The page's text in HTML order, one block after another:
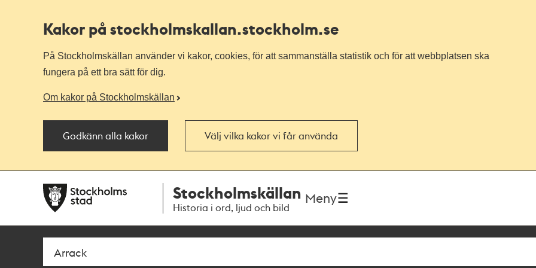
Kakor på stockholmskallan.stockholm.se
På Stockholmskällan använder vi kakor, cookies, för att sammanställa statistik och för att webbplatsen ska
fungera på ett bra sätt för dig.
Om kakor på Stockholmskällan
Godkänn alla kakor Välj vilka kakor vi får använda
navigationen
huvudinnehållet
Stockholmskällan
Historia i ord, ljud och bild
Meny
Sök